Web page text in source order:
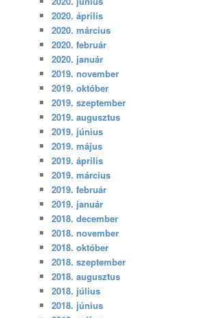
2020. április
2020. március
2020. február
2020. január
2019. november
2019. október
2019. szeptember
2019. augusztus
2019. június
2019. május
2019. április
2019. március
2019. február
2019. január
2018. december
2018. november
2018. október
2018. szeptember
2018. augusztus
2018. július
2018. június